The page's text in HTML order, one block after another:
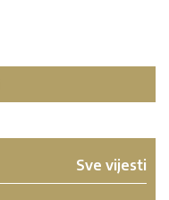
Sve vijesti